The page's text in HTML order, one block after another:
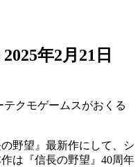
2025年2月21日
テクモゲームスがおくる
野望』最新作にして、シ
は 『信長の野望』40周年